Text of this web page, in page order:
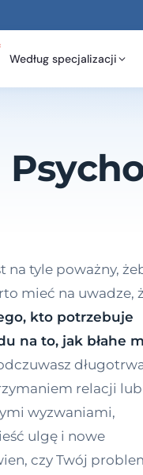
Według specjalizacji
na tyle poważny,
mieć na uwadze,
kto potrzebuje
na to, jak błahe
relacji lub
wyzwaniami,
ulgę i nowe
czy Twój